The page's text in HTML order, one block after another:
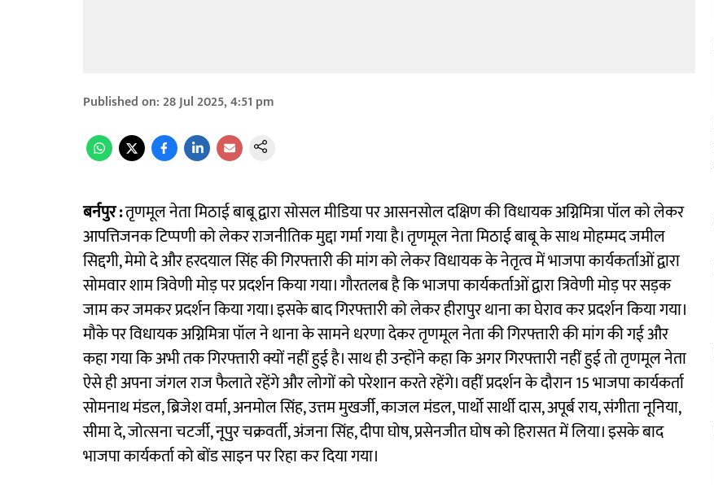
Published on:28 Jul 2025, 4:51 pm
बर्नपुर :तृणमूल नेता मिठाई बाबू द्वारा सोसल मीडिया पर आसनसोल दक्षिण की विधायक अग्निमित्रा पॉल को लेकर
आपत्तिजनक टिप्पणी को लेकर राजनीतिक मुद्दा गर्मा गया है। तृणमूल नेता मिठाई बाबू के साथ मोहम्मद जमील
सिद्दगी, मेमो दे और हरदयाल सिंह की गिरफ्तारी की मांग को लेकर विधायक के नेतृत्व में भाजपा कार्यकर्ताओं द्वारा
सोमवार शाम त्रिवेणी मोड़ पर प्रदर्शन किया गया। गौरतलब है कि भाजपा कार्यकर्ताओं द्वारा त्रिवेणी मोड़ पर सड़क
जाम कर जमकर प्रदर्शन किया गया। इसके बाद गिरफ्तारी को लेकर हीरापुर थाना का घेराव कर प्रदर्शन किया गया।
मौके पर विधायक अग्निमित्रा पॉल ने थाना के सामने धरणा देकर तृणमूल नेता की गिरफ्तारी की मांग की गई और
कहा गया कि अभी तक गिरफ्तारी क्यों नहीं हुई है। साथ ही उन्होंने कहा कि अगर गिरफ्तारी नहीं हुई तो तृणमूल नेता
ऐसे ही अपना जंगल राज फैलाते रहेंगे और लोगों को परेशान करते रहेंगे। वहीं प्रदर्शन के दौरान 15 भाजपा कार्यकर्ता
सोमनाथ मंडल, ब्रिजेश वर्मा, अनमोल सिंह, उत्तम मुखर्जी, काजल मंडल, पार्थो सार्थी दास, अपूर्ब राय, संगीता नूनिया,
सीमा दे, जोत्सना चटर्जी, नूपुर चक्रवर्ती, अंजना सिंह, दीपा घोष, प्रसेनजीत घोष को हिरासत में लिया। इसके बाद
भाजपा कार्यकर्ता को बोंड साइन पर रिहा कर दिया गया।